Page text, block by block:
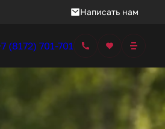
Написать нам
(8172) 701-701